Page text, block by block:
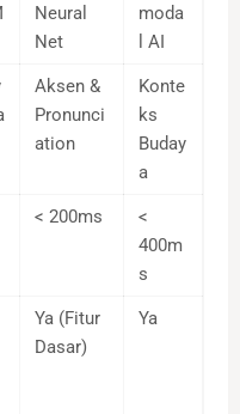
Neural
Net
moda
l AI
Aksen &
Pronunci
ation
Konte
ks
Buday
a
< 200ms
<
400m
s
Ya (Fitur
Dasar)
Ya